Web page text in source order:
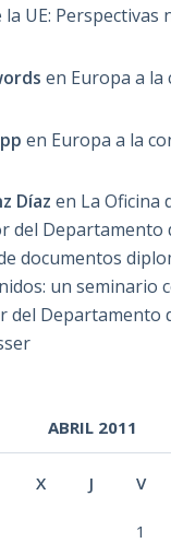
UE: Perspectivas
en Europa a la
en Europa a la
Díaz en La Oficina
del Departamento
documentos
un seminario
del Departamento
ABRIL 2011
X J V
1